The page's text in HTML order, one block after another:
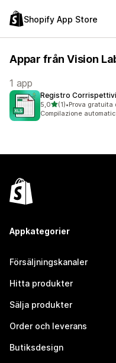
Shopify App Store
Appar från Vision
1 app
Registro
5,0av 5 stjärnor
(1)
1 recensioner totalt
•Prova gratuita
Compilazione
Appkategorier
Försäljningskanaler
Hitta produkter
Sälja produkter
Order och leverans
Butiksdesign